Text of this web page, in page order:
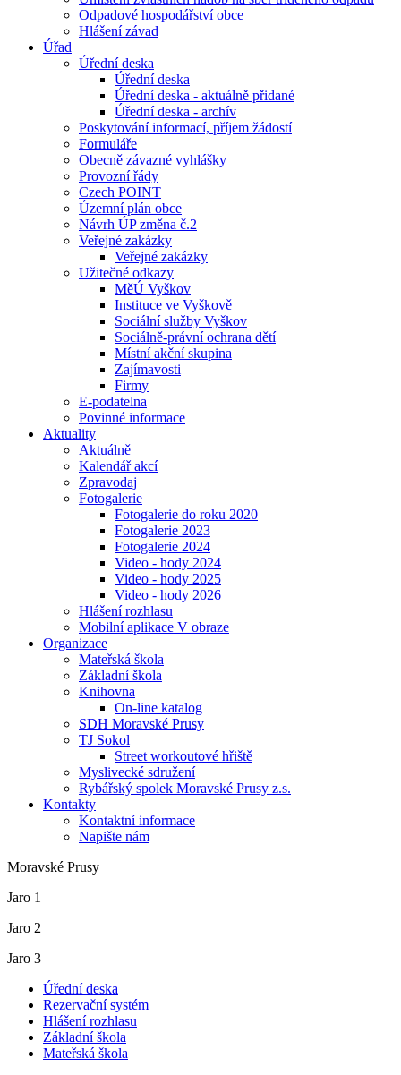
Odpadové hospodářství obce
Hlášení závad
Úřad
Úřední deska
Úřední deska
Úřední deska - aktuálně přidané
Úřední deska - archív
Poskytování informací, příjem žádostí
Formuláře
Obecně závazné vyhlášky
Provozní řády
Czech POINT
Územní plán obce
Návrh ÚP změna č.2
Veřejné zakázky
Veřejné zakázky
Užitečné odkazy
MěÚ Vyškov
Instituce ve Vyškově
Sociální služby Vyškov
Sociálně-právní ochrana dětí
Místní akční skupina
Zajímavosti
Firmy
E-podatelna
Povinné informace
Aktuality
Aktuálně
Kalendář akcí
Zpravodaj
Fotogalerie
Fotogalerie do roku 2020
Fotogalerie 2023
Fotogalerie 2024
Video - hody 2024
Video - hody 2025
Video - hody 2026
Hlášení rozhlasu
Mobilní aplikace V obraze
Organizace
Mateřská škola
Základní škola
Knihovna
On-line katalog
SDH Moravské Prusy
TJ Sokol
Street workoutové hřiště
Myslivecké sdružení
Rybářský spolek Moravské Prusy z.s.
Kontakty
Kontaktní informace
Napište nám
Moravské Prusy
Jaro 1
Jaro 2
Jaro 3
Úřední deska
Rezervační systém
Hlášení rozhlasu
Základní škola
Mateřská škola